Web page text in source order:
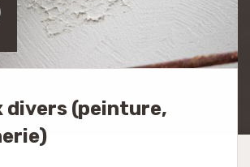
divers (peinture,